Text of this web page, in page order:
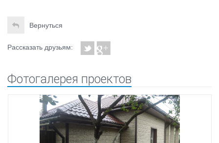
Вернуться
Рассказать друзьям:
Фотогалерея проектов